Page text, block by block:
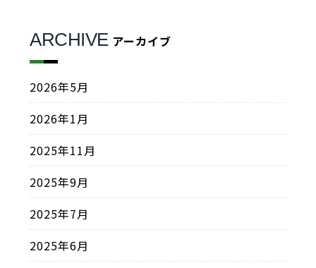
ARCHIVE アーカイブ
2026年5月
2026年1月
2025年11月
2025年9月
2025年7月
2025年6月